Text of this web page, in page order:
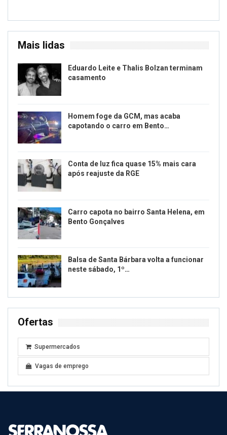
Mais lidas
Eduardo Leite e Thalis Bolzan terminam
casamento
Homem foge da GCM, mas acaba
capotando o carro em Bento…
Conta de luz fica quase 15% mais cara
após reajuste da RGE
Carro capota no bairro Santa Helena, em
Bento Gonçalves
Balsa de Santa Bárbara volta a funcionar
neste sábado, 1º…
Ofertas
Supermercados
Vagas de emprego